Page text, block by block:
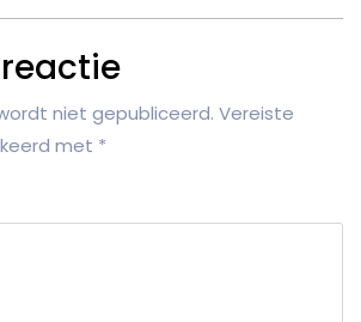
niet gepubliceerd. Vereiste
met *